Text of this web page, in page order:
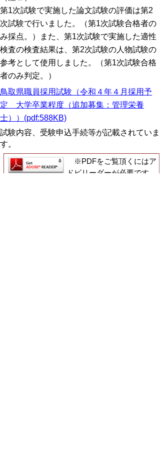
第1次試験で実施した論文試験の評価は第2
次試験で行いました。（第1次試験合格者の
み採点。）また、第1次試験で実施した適性
検査の検査結果は、第2次試験の人物試験の
参考として使用しました。（第1次試験合格
者のみ判定。）
鳥取県職員採用試験（令和４年４月採用予
定 大学卒業程度（追加募集：管理栄養
士））(pdf:588KB)
試験内容、受験申込手続等が記載されていま
す。
※PDFをご覧頂くにはア
ドビリーダーが必要です。